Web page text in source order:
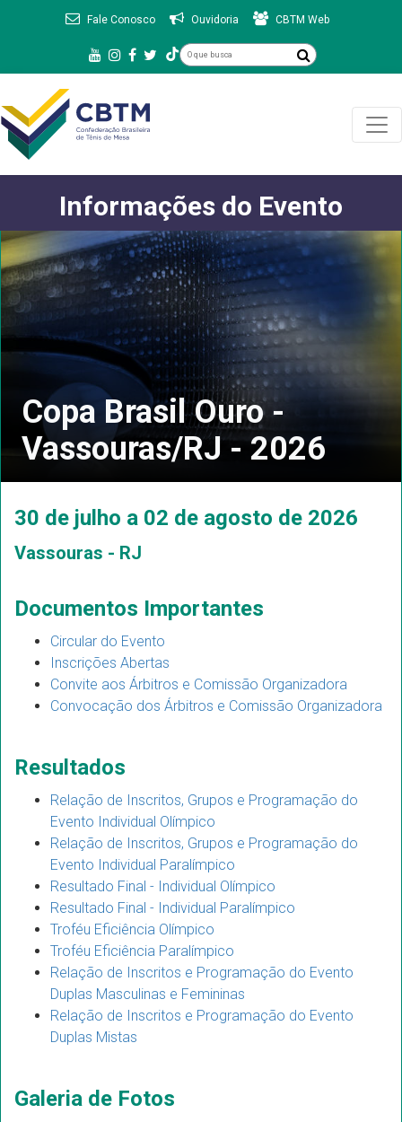
Fale Conosco Ouvidoria CBTM Web
Informações do Evento
Copa Brasil Ouro -
Vassouras/RJ - 2026
30 de julho a 02 de agosto de 2026
Vassouras - RJ
Documentos Importantes
Circular do Evento
Inscrições Abertas
Convite aos Árbitros e Comissão Organizadora
Convocação dos Árbitros e Comissão Organizadora
Resultados
Relação de Inscritos, Grupos e Programação do
Evento Individual Olímpico
Relação de Inscritos, Grupos e Programação do
Evento Individual Paralímpico
Resultado Final - Individual Olímpico
Resultado Final - Individual Paralímpico
Troféu Eficiência Olímpico
Troféu Eficiência Paralímpico
Relação de Inscritos e Programação do Evento
Duplas Masculinas e Femininas
Relação de Inscritos e Programação do Evento
Duplas Mistas
Galeria de Fotos